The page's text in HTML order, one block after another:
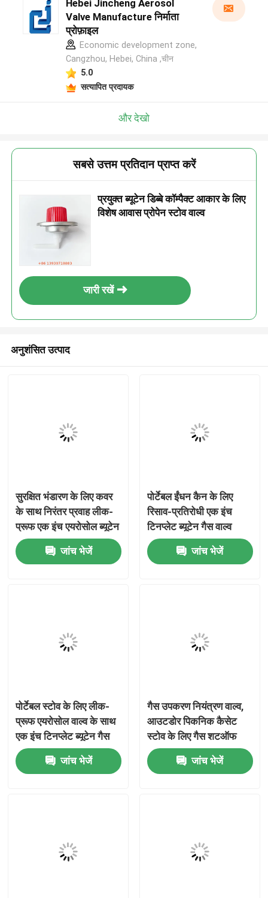
कारखाना भ्रमण
गुणवत्ता नियंत्रण
संपर्क करें
Hebei Jincheng Aerosol
Valve Manufacture निर्माता
प्रोफ़ाइल
Economic development zone,
Cangzhou, Hebei, China ,चीन
5.0
सत्यापित प्रदायक
और देखो
सबसे उत्तम प्रतिदान प्राप्त करें
प्रयुक्त ब्यूटेन डिब्बे कॉम्पैक्ट आकार के लिए
विशेष आवास प्रोपेन स्टोव वाल्व
जारी रखें
अनुशंसित उत्पाद
सुरक्षित भंडारण के लिए कवर
के साथ निरंतर प्रवाह लीक-
प्रूफ एक इंच एयरोसोल ब्यूटेन
गैस वाल्व
जांच भेजें
पोर्टेबल ईंधन कैन के लिए
रिसाव-प्रतिरोधी एक इंच
टिनप्लेट ब्यूटेन गैस वाल्व
जांच भेजें
पोर्टेबल स्टोव के लिए लीक-
प्रूफ एयरोसोल वाल्व के साथ
एक इंच टिनप्लेट ब्यूटेन गैस
वाल्व
जांच भेजें
गैस उपकरण नियंत्रण वाल्व,
आउटडोर पिकनिक कैसेट
स्टोव के लिए गैस शटऑफ
वाल्व, पोर्टेबल छोटे गैस स्टोव
के उपयोग के लिए पीतल
जांच भेजें